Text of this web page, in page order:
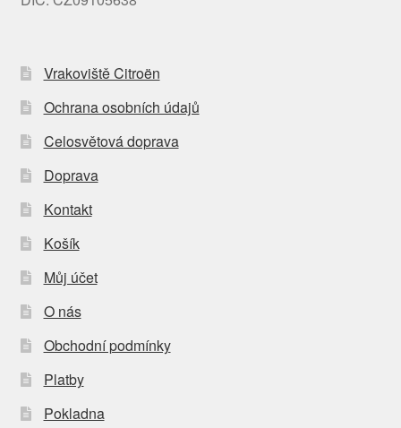
Vrakoviště Citroën
Ochrana osobních údajů
Celosvětová doprava
Doprava
Kontakt
Košík
Můj účet
O nás
Obchodní podmínky
Platby
Pokladna